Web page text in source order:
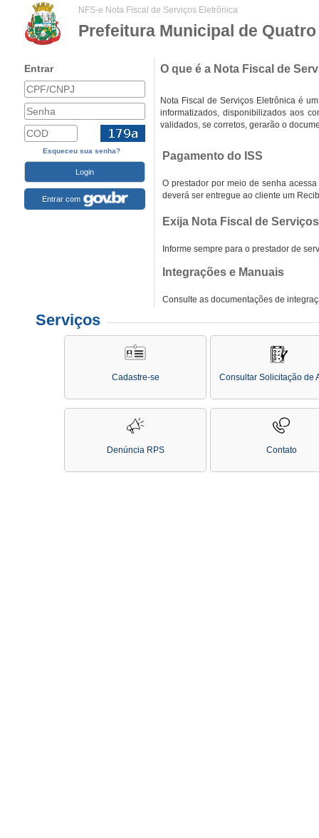
NFS-e Nota Fiscal de Serviços Eletrônica
Prefeitura Municipal de
Entrar
Esqueceu sua senha?
Entrar com
O que é a Nota Fiscal de
Nota Fiscal de Serviços Eletrônica é
informatizados, disponibilizados aos
validados, se corretos, gerarão o
Pagamento do ISS
O prestador por meio de senha
deverá ser entregue ao cliente um
Exija Nota Fiscal de
Informe sempre para o prestador de
Integrações e Manuais
Consulte as documentações de
Serviços
Cadastre-se Consultar Solicitação de
Denúncia RPS Contato